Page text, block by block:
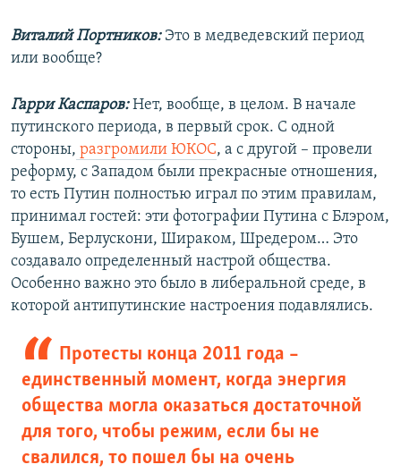
Виталий Портников:Это в медведевский период
или вообще?
Гарри Каспаров:Нет, вообще, в целом. В начале
путинского периода, в первый срок. С одной
стороны, разгромили ЮКОС, а с другой – провели
реформу, с Западом были прекрасные отношения,
то есть Путин полностью играл по этим правилам,
принимал гостей: эти фотографии Путина с Блэром,
Бушем, Берлускони, Шираком, Шредером… Это
создавало определенный настрой общества.
Особенно важно это было в либеральной среде, в
которой антипутинские настроения подавлялись.
Протесты конца 2011 года –
единственный момент, когда энергия
общества могла оказаться достаточной
для того, чтобы режим, если бы не
свалился, то пошел бы на очень